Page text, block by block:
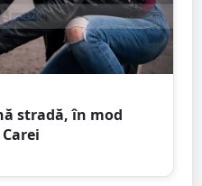
stradă, în mod